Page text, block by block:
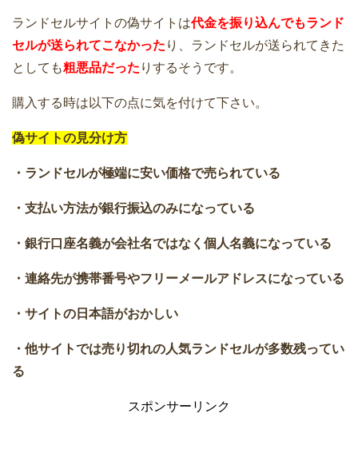
ランドセルサイトの偽サイトは代金を振り込んでもランド
セルが送られてこなかった り、ランドセルが送られてきた
としても粗悪品だった りするそうです。
購入する時は以下の点に気を付けて下さい。
偽サイトの見分け方
・ランドセルが極端に安い価格で売られている
・支払い方法が銀行振込のみになっている
・銀行口座名義が会社名ではなく個人名義になっている
・連絡先が携帯番号やフリーメールアドレスになっている
・サイトの日本語がおかしい
・他サイトでは売り切れの人気ランドセルが多数残ってい
る
スポンサーリンク